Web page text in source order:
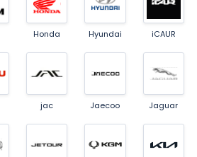
Honda Hyundai iCAUR
jac Jaecoo Jaguar